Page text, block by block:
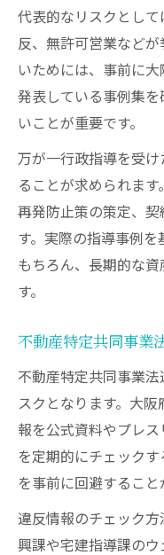
代表的なリスクとし
反、無許可営業など
いためには、事前に
発表している事例集
いことが重要です。
万が一行政指導を受
ることが求められま
再発防止策の策定、
す。実際の指導事例
もちろん、長期的な
す。
不動産特定共同事業
不動産特定共同事業
スクとなります。大
報を公式資料やプレ
を定期的にチェック
を事前に回避すること
違反情報のチェック
興課や宅建指導課の